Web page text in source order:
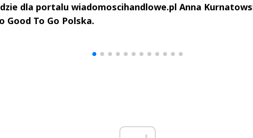
dla portalu wiadomoscihandlowe.pl Anna
Good To Go Polska.
Marta i Andrzej